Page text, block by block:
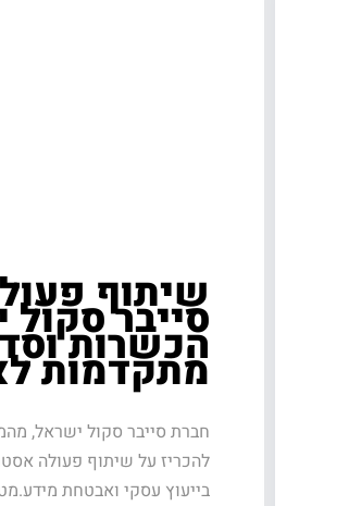
שיתוף
הכשרות
מתקדמות
חברת סייבר סקול ישראל,
בייעוץ עסקי ואבטחת